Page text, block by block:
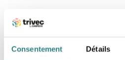
Consentement Détails
Le romarin
: quelques brins
sublimer un gin tonic ou un
rouges. Vous pourrez